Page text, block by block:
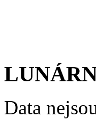
Data